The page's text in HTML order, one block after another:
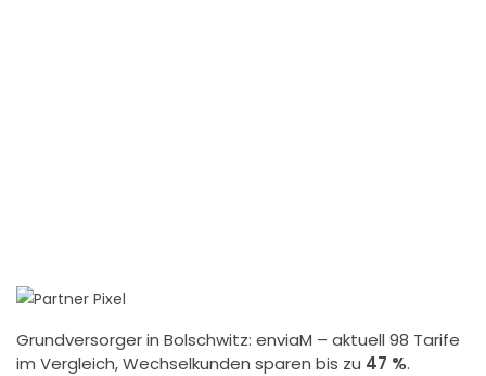
Grundversorger in Bolschwitz: enviaM – aktuell 98 Tarife
im Vergleich, Wechselkunden sparen bis zu 47 %.